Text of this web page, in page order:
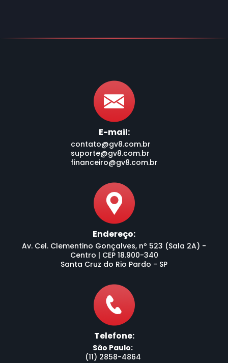
E-mail:
contato@gv8.com.br
suporte@gv8.com.br
financeiro@gv8.com.br
Endereço:
Av. Cel. Clementino Gonçalves, nº 523 (Sala 2A) -
Centro | CEP 18.900-340
Santa Cruz do Rio Pardo - SP
Telefone:
São Paulo:
(11) 2858-4864